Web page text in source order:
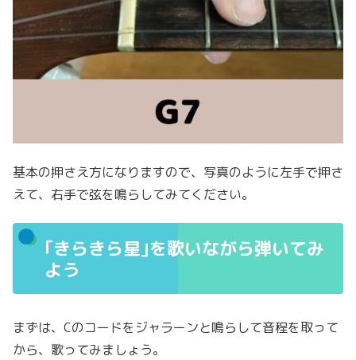
基本の押さえ方になりますので、写真のように左手で押さ
えて、右手で弦を鳴らしてみてください。
｢きらきら星｣を歌いながら弾いてみ
よう
まずは、Cのコードをジャラーンと鳴らして音程を取って
から、歌ってみましょう。